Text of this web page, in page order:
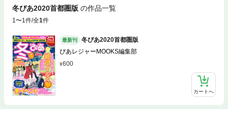
冬ぴあ2020首都圏版 の作品一覧
1〜1件/全1件
最新刊
冬ぴあ2020首都圏版
ぴあレジャーMOOKS編集部
600
カートへ